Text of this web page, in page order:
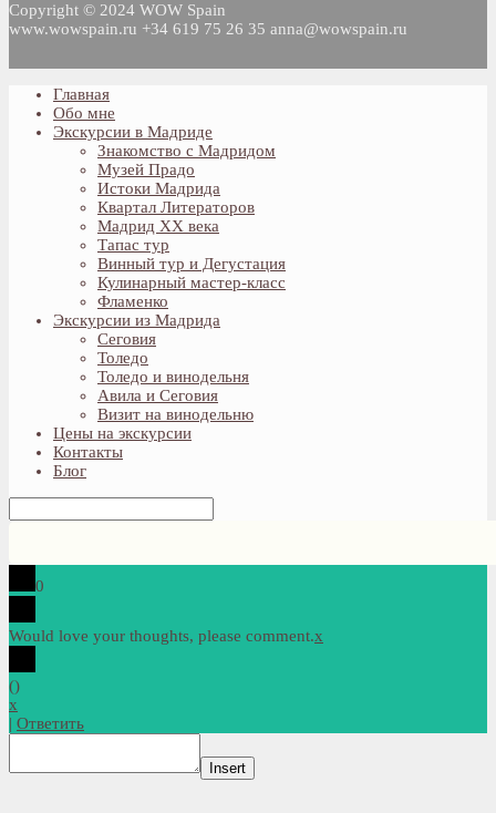
Copyright © 2024 WOW Spain
www.wowspain.ru +34 619 75 26 35 anna@wowspain.ru
Главная
Обо мне
Экскурсии в Мадриде
Знакомство с Мадридом
Музей Прадо
Истоки Мадрида
Квартал Литераторов
Мадрид XX века
Тапас тур
Винный тур и Дегустация
Кулинарный мастер-класс
Фламенко
Экскурсии из Мадрида
Сеговия
Толедо
Толедо и винодельня
Авила и Сеговия
Визит на винодельню
Цены на экскурсии
Контакты
Блог
0
Would love your thoughts, please comment.x
()
x
| Ответить
Insert